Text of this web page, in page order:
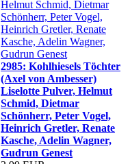
2985: Kohlhiesels Töchter
(Axel von Ambesser)
Liselotte Pulver, Helmut
Schmid, Dietmar
Schönherr, Peter Vogel,
Heinrich Gretler, Renate
Kasche, Adelin Wagner,
Gudrun Genest